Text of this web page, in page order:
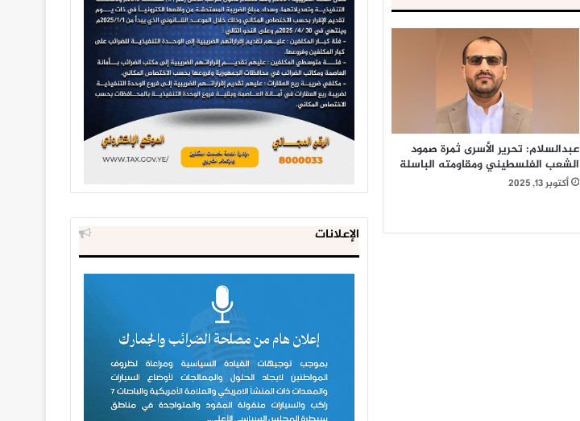
عبدالسلام: تحرير الأسرى ثمرة صمود
الشعب الفلسطيني ومقاومته الباسلة
أكتوبر 13, 2025
الإعلانات